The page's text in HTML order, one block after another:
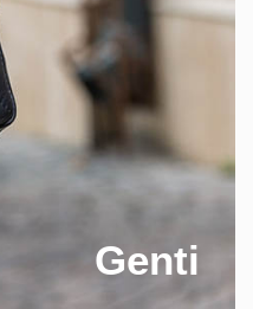
Genti